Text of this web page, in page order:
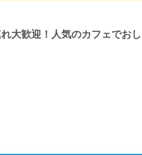
大歓迎！人気のカフェでおし